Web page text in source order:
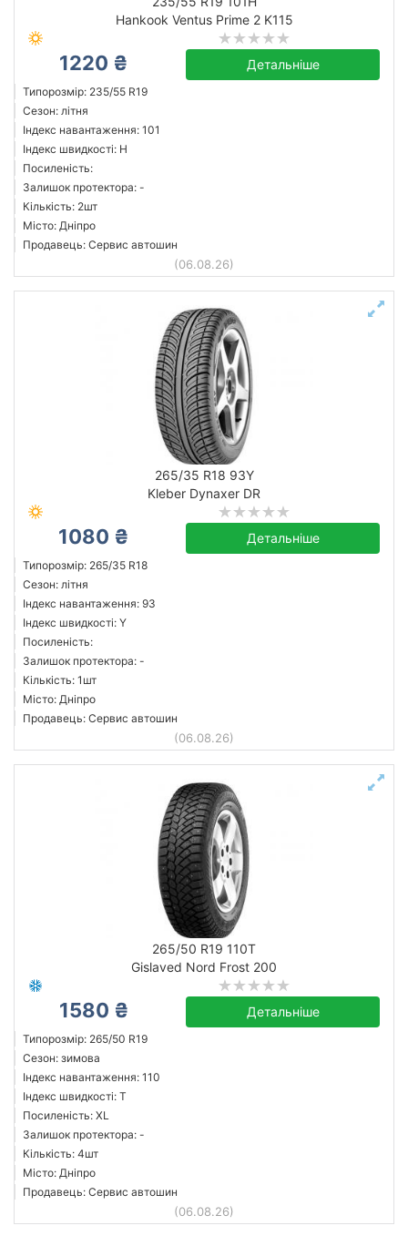
Hankook Ventus Prime 2 K115
1220 ₴ Детальніше
Типорозмір: 235/55 R19
Сезон: літня
Індекс навантаження: 101
Індекс швидкості: H
Посиленість:
Залишок протектора: -
Кількість: 2шт
Місто: Дніпро
Продавець: Сервис автошин
(06.08.26)
265/35 R18 93Y
Kleber Dynaxer DR
1080 ₴ Детальніше
Типорозмір: 265/35 R18
Сезон: літня
Індекс навантаження: 93
Індекс швидкості: Y
Посиленість:
Залишок протектора: -
Кількість: 1шт
Місто: Дніпро
Продавець: Сервис автошин
(06.08.26)
265/50 R19 110T
Gislaved Nord Frost 200
1580 ₴ Детальніше
Типорозмір: 265/50 R19
Сезон: зимова
Індекс навантаження: 110
Індекс швидкості: T
Посиленість: XL
Залишок протектора: -
Кількість: 4шт
Місто: Дніпро
Продавець: Сервис автошин
(06.08.26)